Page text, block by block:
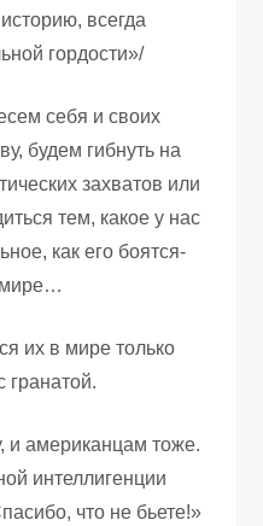
всегда
гордости»/
себя и своих
будем гибнуть на
захватов или
тем, какое у нас
как его боятся-
мире…
их в мире только
гранатой.
и американцам тоже.
интеллигенции
что не бьете!»